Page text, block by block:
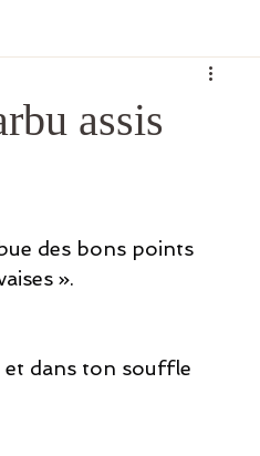
Couple
assis
des bons points
».
et dans ton souffle